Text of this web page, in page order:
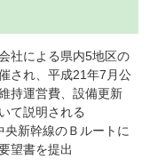
社による県内5地区の
され、平成21年7月公
持運営費、設備更新
て説明される
新幹線のＢルートに
望書を提出